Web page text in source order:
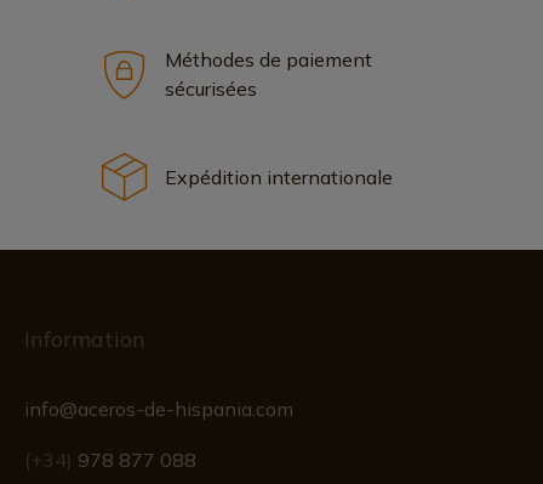
Méthodes de paiement
sécurisées
Expédition internationale
Information
info@aceros-de-hispania.com
(+34) 978 877 088